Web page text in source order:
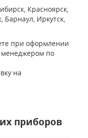
Красноярск,
Барнаул, Иркутск,
при оформлении
менеджером по
на
приборов